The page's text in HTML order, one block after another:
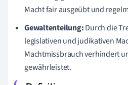
Macht fair ausgeübt und
Gewaltenteilung:Durch die
legislativen und judikativen
Machtmissbrauch verhindert
gewährleistet.